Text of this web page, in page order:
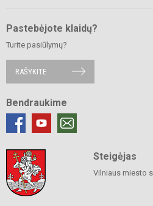
Pastebėjote klaidų?
Turite pasiūlymų?
RAŠYKITE
Bendraukime
Steigėjas
Vilniaus miesto